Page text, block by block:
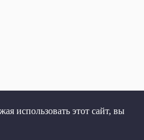
использовать этот сайт, вы